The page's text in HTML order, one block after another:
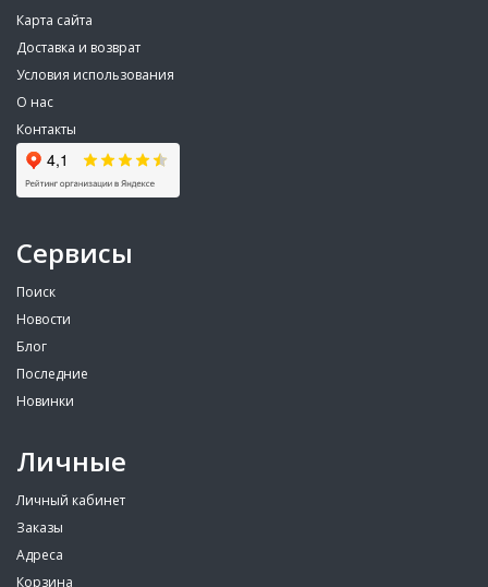
Карта сайта
Доставка и возврат
Условия использования
О нас
Контакты
Сервисы
Поиск
Новости
Блог
Последние
Новинки
Личные
Личный кабинет
Заказы
Адреса
Корзина